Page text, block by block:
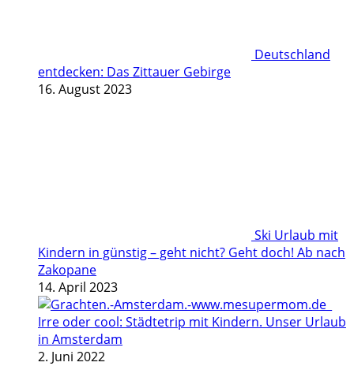
Deutschland
entdecken: Das Zittauer Gebirge
16. August 2023
Ski Urlaub mit
Kindern in günstig – geht nicht? Geht doch! Ab nach
Zakopane
14. April 2023
Irre oder cool: Städtetrip mit Kindern. Unser Urlaub
in Amsterdam
2. Juni 2022